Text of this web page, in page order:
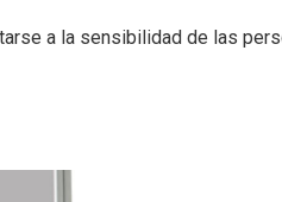
a la sensibilidad de las